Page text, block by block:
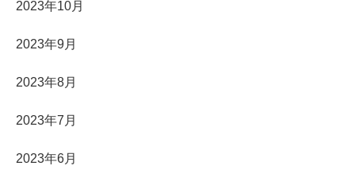
2023年10月
2023年9月
2023年8月
2023年7月
2023年6月